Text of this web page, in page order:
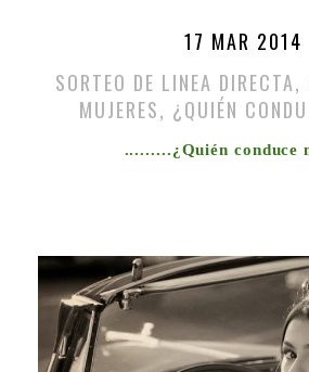
17 MAR 2014
SORTEO DE LINEA
MUJERES, ¿QUIÉN
.........¿Quién conduce